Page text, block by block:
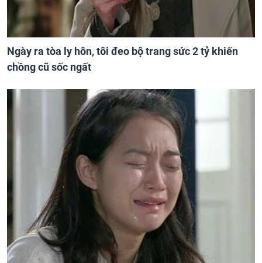
Ngày ra tòa ly hôn, tôi đeo bộ trang sức 2 tỷ khiến
chồng cũ sốc ngất